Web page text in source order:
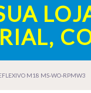
M18 MS-WO-RPMW3